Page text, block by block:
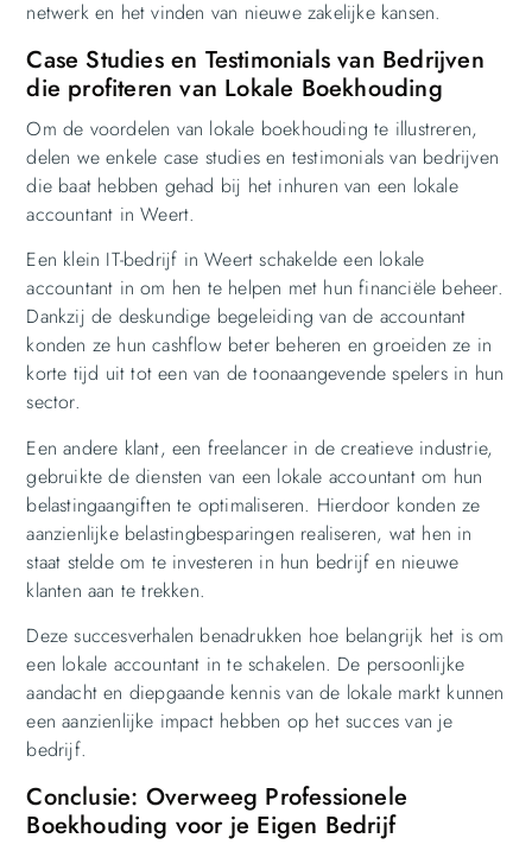
netwerk en het vinden van nieuwe zakelijke kansen.
Case Studies en Testimonials van Bedrijven
die profiteren van Lokale Boekhouding
Om de voordelen van lokale boekhouding te illustreren,
delen we enkele case studies en testimonials van bedrijven
die baat hebben gehad bij het inhuren van een lokale
accountant in Weert.
Een klein IT-bedrijf in Weert schakelde een lokale
accountant in om hen te helpen met hun financiële beheer.
Dankzij de deskundige begeleiding van de accountant
konden ze hun cashflow beter beheren en groeiden ze in
korte tijd uit tot een van de toonaangevende spelers in hun
sector.
Een andere klant, een freelancer in de creatieve industrie,
gebruikte de diensten van een lokale accountant om hun
belastingaangiften te optimaliseren. Hierdoor konden ze
aanzienlijke belastingbesparingen realiseren, wat hen in
staat stelde om te investeren in hun bedrijf en nieuwe
klanten aan te trekken.
Deze succesverhalen benadrukken hoe belangrijk het is om
een lokale accountant in te schakelen. De persoonlijke
aandacht en diepgaande kennis van de lokale markt kunnen
een aanzienlijke impact hebben op het succes van je
bedrijf.
Conclusie: Overweeg Professionele
Boekhouding voor je Eigen Bedrijf